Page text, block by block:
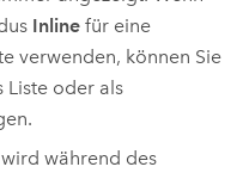
Inline für eine
verwenden, können Sie
Liste oder als
während des